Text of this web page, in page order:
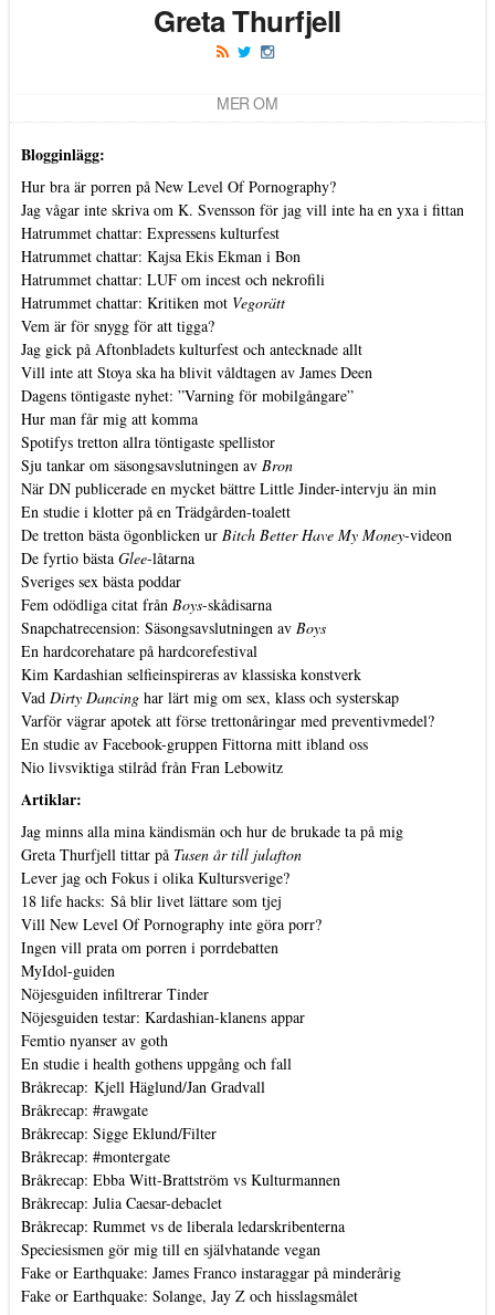
Greta Thurfjell
MER OM
Blogginlägg:
Hur bra är porren på New Level Of Pornography?
Jag vågar inte skriva om K. Svensson för jag vill inte ha en yxa i fittan
Hatrummet chattar: Expressens kulturfest
Hatrummet chattar: Kajsa Ekis Ekman i Bon
Hatrummet chattar: LUF om incest och nekrofili
Hatrummet chattar: Kritiken mot Vegorätt
Vem är för snygg för att tigga?
Jag gick på Aftonbladets kulturfest och antecknade allt
Vill inte att Stoya ska ha blivit våldtagen av James Deen
Dagens töntigaste nyhet: ”Varning för mobilgångare”
Hur man får mig att komma
Spotifys tretton allra töntigaste spellistor
Sju tankar om säsongsavslutningen av Bron
När DN publicerade en mycket bättre Little Jinder-intervju än min
En studie i klotter på en Trädgården-toalett
De tretton bästa ögonblicken ur Bitch Better Have My Money-videon
De fyrtio bästa Glee-låtarna
Sveriges sex bästa poddar
Fem odödliga citat från Boys-skådisarna
Snapchatrecension: Säsongsavslutningen av Boys
En hardcorehatare på hardcorefestival
Kim Kardashian selfieinspireras av klassiska konstverk
Vad Dirty Dancinghar lärt mig om sex, klass och systerskap
Varför vägrar apotek att förse trettonåringar med preventivmedel?
En studie av Facebook-gruppen Fittorna mitt ibland oss
Nio livsviktiga stilråd från Fran Lebowitz
Artiklar:
Jag minns alla mina kändismän och hur de brukade ta på mig
Greta Thurfjell tittar på Tusen år till julafton
Lever jag och Fokus i olika Kultursverige?
18 life hacks: Så blir livet lättare som tjej
Vill New Level Of Pornography inte göra porr?
Ingen vill prata om porren i porrdebatten
MyIdol-guiden
Nöjesguiden infiltrerar Tinder
Nöjesguiden testar: Kardashian-klanens appar
Femtio nyanser av goth
En studie i health gothens uppgång och fall
Bråkrecap: Kjell Häglund/Jan Gradvall
Bråkrecap: #rawgate
Bråkrecap: Sigge Eklund/Filter
Bråkrecap: #montergate
Bråkrecap: Ebba Witt-Brattström vs Kulturmannen
Bråkrecap: Julia Caesar-debaclet
Bråkrecap: Rummet vs de liberala ledarskribenterna
Speciesismen gör mig till en självhatande vegan
Fake or Earthquake: James Franco instaraggar på minderårig
Fake or Earthquake: Solange, Jay Z och hisslagsmålet